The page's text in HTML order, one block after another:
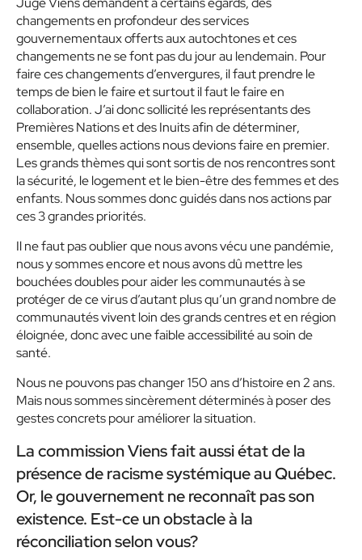
changements en profondeur des services
gouvernementaux offerts aux autochtones et ces
changements ne se font pas du jour au lendemain. Pour
faire ces changements d’envergures, il faut prendre le
temps de bien le faire et surtout il faut le faire en
collaboration. J’ai donc sollicité les représentants des
Premières Nations et des Inuits afin de déterminer,
ensemble, quelles actions nous devions faire en premier.
Les grands thèmes qui sont sortis de nos rencontres sont
la sécurité, le logement et le bien-être des femmes et des
enfants. Nous sommes donc guidés dans nos actions par
ces 3 grandes priorités.
Il ne faut pas oublier que nous avons vécu une pandémie,
nous y sommes encore et nous avons dû mettre les
bouchées doubles pour aider les communautés à se
protéger de ce virus d’autant plus qu’un grand nombre de
communautés vivent loin des grands centres et en région
éloignée, donc avec une faible accessibilité au soin de
santé.
Nous ne pouvons pas changer 150 ans d’histoire en 2 ans.
Mais nous sommes sincèrement déterminés à poser des
gestes concrets pour améliorer la situation.
La commission Viens fait aussi état de la
présence de racisme systémique au Québec.
Or, le gouvernement ne reconnaît pas son
existence. Est-ce un obstacle à la
réconciliation selon vous?